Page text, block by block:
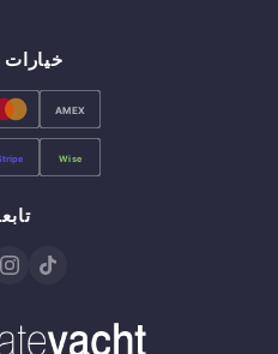
خيارات
AMEX
Wise